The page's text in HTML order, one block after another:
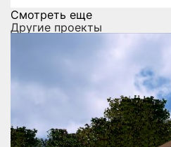
Смотреть еще
Другие проекты